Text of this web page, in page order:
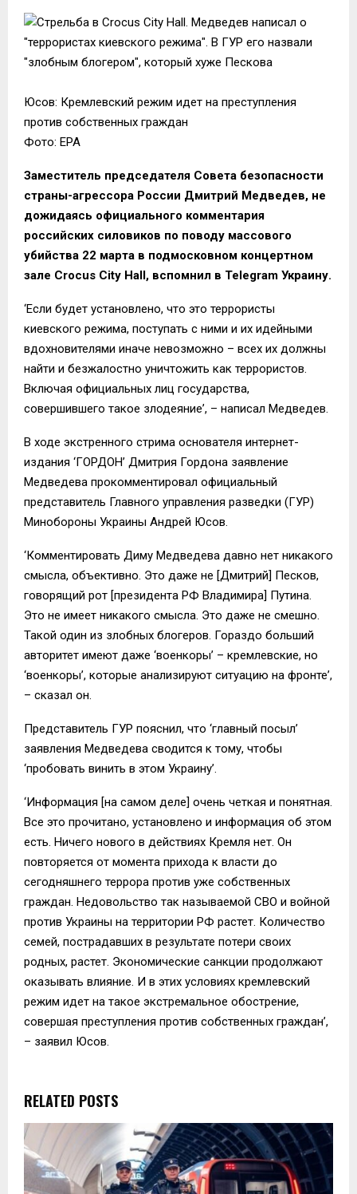
Юсов: Кремлевский режим идет на преступления
против собственных граждан
Фото: ЕРА
Заместитель председателя Совета безопасности
страны-агрессора России Дмитрий Медведев, не
дожидаясь официального комментария
российских силовиков по поводу массового
убийства 22 марта в подмосковном концертном
зале Crocus City Hall, вспомнил в Telegram Украину.
‘Если будет установлено, что это террористы
киевского режима, поступать с ними и их идейными
вдохновителями иначе невозможно – всех их должны
найти и безжалостно уничтожить как террористов.
Включая официальных лиц государства,
совершившего такое злодеяние’, – написал Медведев.
В ходе экстренного стрима основателя интернет-
издания ‘ГОРДОН’ Дмитрия Гордона заявление
Медведева прокомментировал официальный
представитель Главного управления разведки (ГУР)
Минобороны Украины Андрей Юсов.
‘Комментировать Диму Медведева давно нет никакого
смысла, объективно. Это даже не [Дмитрий] Песков,
говорящий рот [президента РФ Владимира] Путина.
Это не имеет никакого смысла. Это даже не смешно.
Такой один из злобных блогеров. Гораздо больший
авторитет имеют даже ‘военкоры’ – кремлевские, но
‘военкоры’, которые анализируют ситуацию на фронте’,
– сказал он.
Представитель ГУР пояснил, что ‘главный посыл’
заявления Медведева сводится к тому, чтобы
‘пробовать винить в этом Украину’.
‘Информация [на самом деле] очень четкая и понятная.
Все это прочитано, установлено и информация об этом
есть. Ничего нового в действиях Кремля нет. Он
повторяется от момента прихода к власти до
сегодняшнего террора против уже собственных
граждан. Недовольство так называемой СВО и войной
против Украины на территории РФ растет. Количество
семей, пострадавших в результате потери своих
родных, растет. Экономические санкции продолжают
оказывать влияние. И в этих условиях кремлевский
режим идет на такое экстремальное обострение,
совершая преступления против собственных граждан’,
– заявил Юсов.
RELATED POSTS